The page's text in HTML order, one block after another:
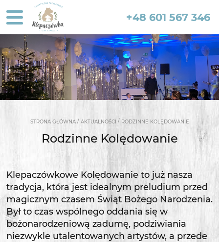
+48 601 567 346
STRONA GŁÓWNA/ AKTUALNOŚCI / RODZINNE KOLĘDOWANIE
Rodzinne Kolędowanie
Klepaczówkowe Kolędowanie to już nasza
tradycja, która jest idealnym preludium przed
magicznym czasem Świąt Bożego Narodzenia.
Był to czas wspólnego oddania się w
bożonarodzeniową zadumę, podziwiania
niezwykle utalentowanych artystów, a przede